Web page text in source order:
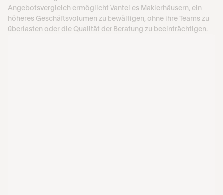
Angebotsvergleich ermöglicht Vantel es Maklerhäusern, ein
höheres Geschäftsvolumen zu bewältigen, ohne ihre Teams zu
überlasten oder die Qualität der Beratung zu beeinträchtigen.